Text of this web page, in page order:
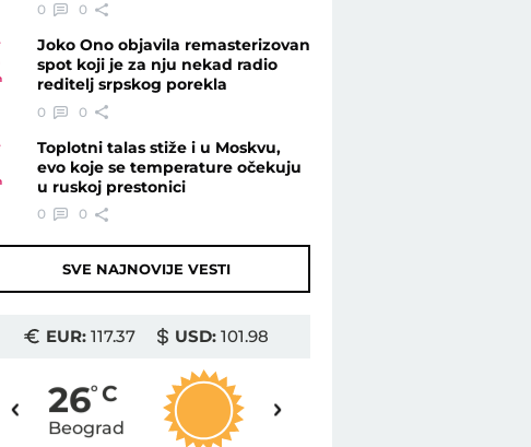
0 0
Joko Ono objavila remasterizovan
spot koji je za nju nekad radio
reditelj srpskog porekla
0 0
Toplotni talas stiže i u Moskvu,
evo koje se temperature očekuju
u ruskoj prestonici
0 0
SVE NAJNOVIJE VESTI
EUR:117.37 USD: 101.98
26o C
Beograd